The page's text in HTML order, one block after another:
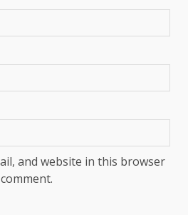
and website in this browser